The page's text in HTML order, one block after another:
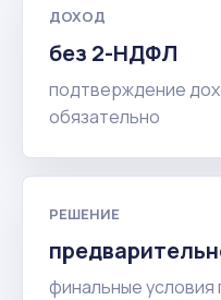
ДОХОД
без 2-НДФЛ
подтверждение
обязательно
РЕШЕНИЕ
финальные условия